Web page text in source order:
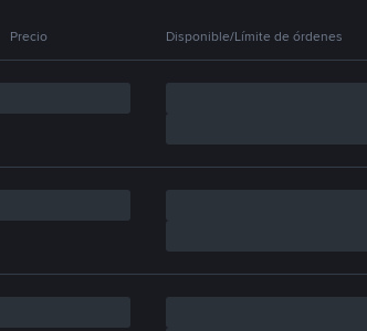
Precio Disponible/Límite de órdenes